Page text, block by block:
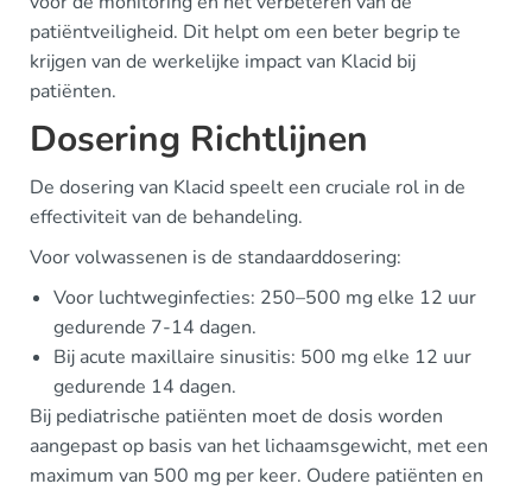
patiëntveiligheid. Dit helpt om een beter begrip te
krijgen van de werkelijke impact van Klacid bij
patiënten.
Dosering Richtlijnen
De dosering van Klacid speelt een cruciale rol in de
effectiviteit van de behandeling.
Voor volwassenen is de standaarddosering:
Voor luchtweginfecties: 250–500 mg elke 12 uur
gedurende 7-14 dagen.
Bij acute maxillaire sinusitis: 500 mg elke 12 uur
gedurende 14 dagen.
Bij pediatrische patiënten moet de dosis worden
aangepast op basis van het lichaamsgewicht, met een
maximum van 500 mg per keer. Oudere patiënten en